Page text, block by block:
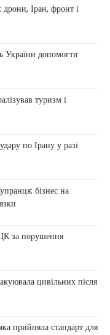
17 Червня,
сили проти
переговори не
глобального
український
5 Березня, 2026
років утримує статус
міжнародних
4 березня:
і заяви Європи
до посилення систем
на Близькому Сході,
Іран, фронт і
України допомогти
туризм і
по Ірану у разі
бізнес на
за порушення
цивільних після
прийняла стандарт для